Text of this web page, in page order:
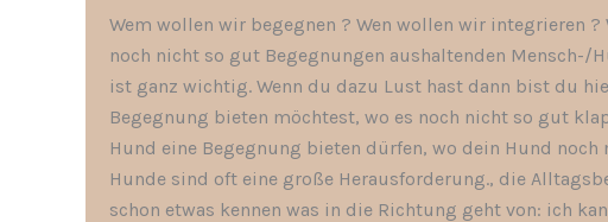
Wem wollen wir begegnen ? Wen wollen wir integrieren
noch nicht so gut Begegnungen aushaltenden Mensch-/
ist ganz wichtig. Wenn du dazu Lust hast dann bist du
Begegnung bieten möchtest, wo es noch nicht so gut
Hund eine Begegnung bieten dürfen, wo dein Hund
Hunde sind oft eine große Herausforderung., die
schon etwas kennen was in die Richtung geht von: ich